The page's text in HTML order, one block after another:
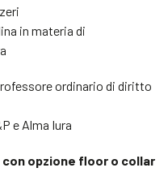
in materia di
ordinario di diritto
e Alma Iura
opzione floor o collar